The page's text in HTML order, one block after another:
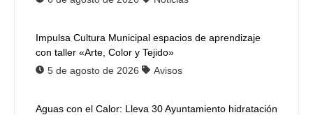
Impulsa Cultura Municipal espacios de aprendizaje
con taller «Arte, Color y Tejido»
5 de agosto de 2026
Avisos
Aguas con el Calor: Lleva 30 Ayuntamiento hidratación